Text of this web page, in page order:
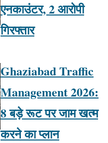
एनकाउंटर, 2 आरोपी
गिरफ्तार
Ghaziabad Traffic
Management 2026:
8 बड़े रूट पर जाम खत्म
करने का प्लान